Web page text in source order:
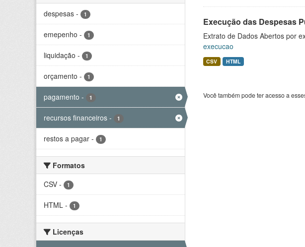
despesas - 1
emepenho - 1
liquidação - 1
orçamento - 1
pagamento - 1
recursos financeiros - 1
restos a pagar - 1
Formatos
CSV - 1
HTML - 1
Licenças
Execução das Despesas
Extrato de Dados Abertos por
execucao
CSV HTML
Você também pode ter acesso a